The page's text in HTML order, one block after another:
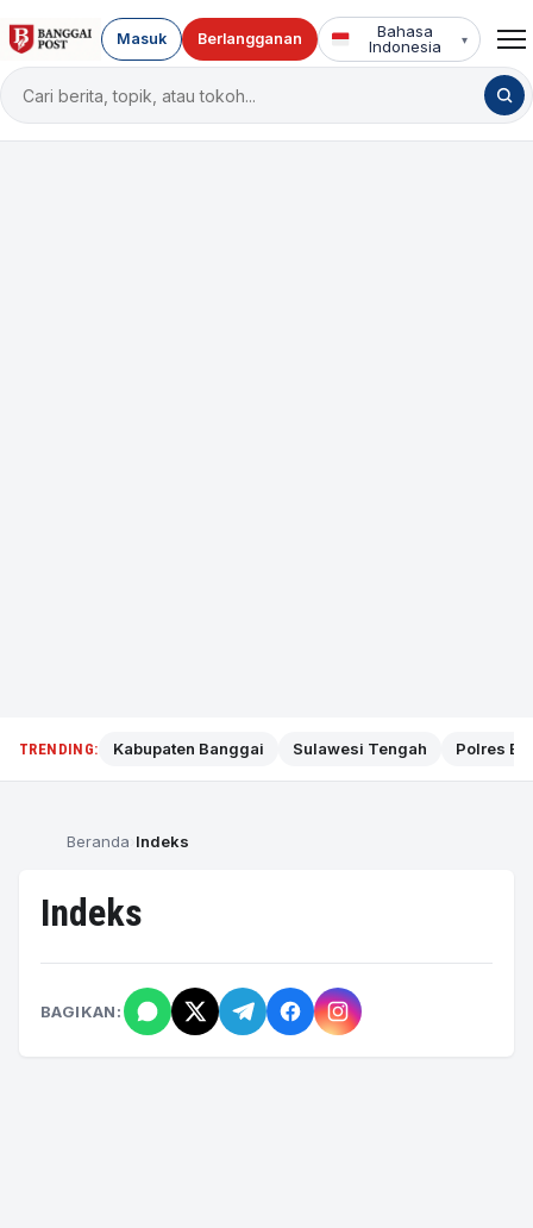
Cari
berita
Masuk Berlangganan
Bahasa
Indonesia
▾
TRENDING: Kabupaten Banggai Sulawesi Tengah Polres
Beranda Indeks
Indeks
BAGIKAN: